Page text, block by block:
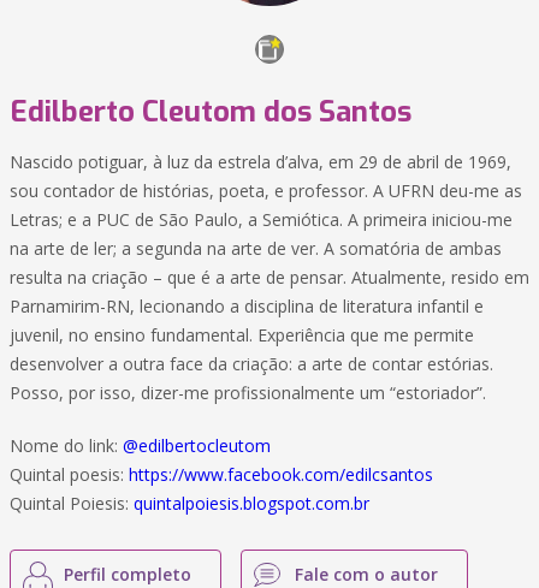
Edilberto Cleutom dos Santos
Nascido potiguar, à luz da estrela d’alva, em 29 de abril de 1969,
sou contador de histórias, poeta, e professor. A UFRN deu-me as
Letras; e a PUC de São Paulo, a Semiótica. A primeira iniciou-me
na arte de ler; a segunda na arte de ver. A somatória de ambas
resulta na criação – que é a arte de pensar. Atualmente, resido em
Parnamirim-RN, lecionando a disciplina de literatura infantil e
juvenil, no ensino fundamental. Experiência que me permite
desenvolver a outra face da criação: a arte de contar estórias.
Posso, por isso, dizer-me profissionalmente um “estoriador”.
Nome do link: @edilbertocleutom
Quintal poesis: https://www.facebook.com/edilcsantos
Quintal Poiesis: quintalpoiesis.blogspot.com.br
Perfil completo Fale com o autor